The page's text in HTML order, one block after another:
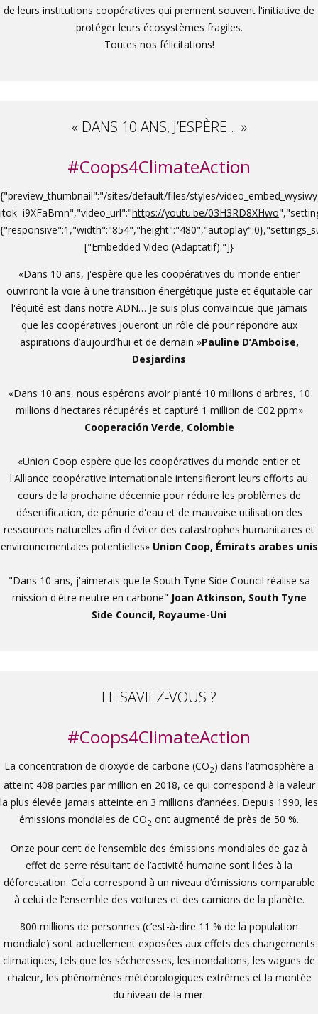
de leurs institutions coopératives qui prennent souvent l'initiative de
protéger leurs écosystèmes fragiles.
Toutes nos félicitations!
« DANS 10 ANS, J’ESPÈRE... »
#Coops4ClimateAction
{"preview_thumbnail":"/sites/default/files/styles/
itok=i9XFaBmn","video_url":"https://youtu.be/03H3RD8XHwo
["Embedded Video (Adaptatif)."]}
«Dans 10 ans, j'espère que les coopératives du monde entier
ouvriront la voie à une transition énergétique juste et équitable car
l'équité est dans notre ADN… Je suis plus convaincue que jamais
que les coopératives joueront un rôle clé pour répondre aux
aspirations d’aujourd’hui et de demain »Pauline D’Amboise,
Desjardins
«Dans 10 ans, nous espérons avoir planté 10 millions d'arbres, 10
millions d'hectares récupérés et capturé 1 million de C02 ppm»
Cooperación Verde, Colombie
«Union Coop espère que les coopératives du monde entier et
l'Alliance coopérative internationale intensifieront leurs efforts au
cours de la prochaine décennie pour réduire les problèmes de
désertification, de pénurie d'eau et de mauvaise utilisation des
ressources naturelles afin d'éviter des catastrophes humanitaires et
environnementales potentielles» Union Coop, Émirats arabes unis
"Dans 10 ans, j'aimerais que le South Tyne Side Council réalise sa
mission d'être neutre en carbone" Joan Atkinson, South Tyne
Side Council, Royaume-Uni
LE SAVIEZ-VOUS ?
#Coops4ClimateAction
La concentration de dioxyde de carbone (CO2) dans l’atmosphère a
atteint 408 parties par million en 2018, ce qui correspond à la valeur
la plus élevée jamais atteinte en 3 millions d’années. Depuis 1990, les
émissions mondiales de CO2 ont augmenté de près de 50 %.
Onze pour cent de l’ensemble des émissions mondiales de gaz à
effet de serre résultant de l’activité humaine sont liées à la
déforestation. Cela correspond à un niveau d’émissions comparable
à celui de l’ensemble des voitures et des camions de la planète.
800 millions de personnes (c’est-à-dire 11 % de la population
mondiale) sont actuellement exposées aux effets des changements
climatiques, tels que les sécheresses, les inondations, les vagues de
chaleur, les phénomènes météorologiques extrêmes et la montée
du niveau de la mer.